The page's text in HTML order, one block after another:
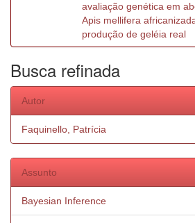
avaliação genética em
Apis mellifera
produção de geléia real
Busca refinada
Autor
Faquinello, Patrícia
Assunto
Bayesian Inference